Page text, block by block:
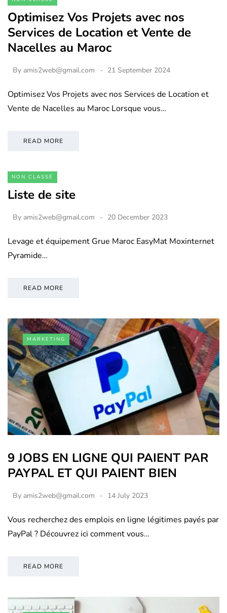
Optimisez Vos Projets avec nos
Services de Location et Vente de
Nacelles au Maroc
By amis2web@gmail.com 21 September 2024
Optimisez Vos Projets avec nos Services de Location et
Vente de Nacelles au Maroc Lorsque vous…
READ MORE
NON CLASSÉ
Liste de site
By amis2web@gmail.com 20 December 2023
Levage et équipement Grue Maroc EasyMat Moxinternet
Pyramide…
READ MORE
MARKETING
9 JOBS EN LIGNE QUI PAIENT PAR
PAYPAL ET QUI PAIENT BIEN
By amis2web@gmail.com 14 July 2023
Vous recherchez des emplois en ligne légitimes payés par
PayPal ? Découvrez ici comment vous…
READ MORE